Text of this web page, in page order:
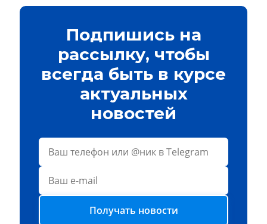
Подпишись на
рассылку, чтобы
всегда быть в курсе
актуальных
новостей
Получать новости